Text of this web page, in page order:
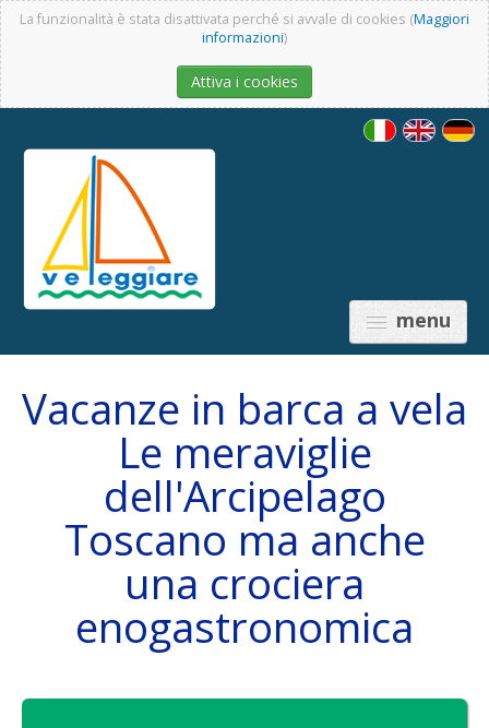
La funzionalità è stata disattivata perché si avvale di cookies (Maggiori
informazioni)
Attiva i cookies
menu
PREZZI
LA BARCA
Vacanze in barca a vela
Le meraviglie
dell'Arcipelago
Toscano ma anche
una crociera
enogastronomica